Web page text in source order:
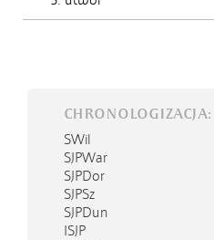
CHRONOLOGIZACJA:
SWil
SJPWar
SJPDor
SJPSz
SJPDun
ISJP